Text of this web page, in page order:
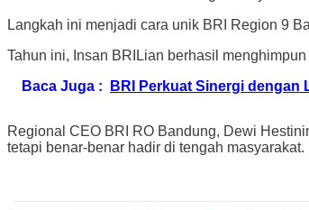
Langkah ini menjadi cara unik BRI Region 9
Tahun ini, Insan BRILian berhasil
Baca Juga :
BRI Perkuat Sinergi dengan
Regional CEO BRI RO Bandung, Dewi
tetapi benar-benar hadir di tengah masyarakat.